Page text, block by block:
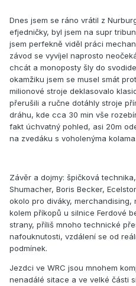
Dnes jsem se ráno vrátil z
efjedničky, byl jsem na supr
jsem perfekně viděl práci
závod se vyvíjel naprosto
chcát a monoposty šly do
okamžiku jsem se musel smát
milionové stroje deklasovalo
přerušili a ručne dotáhly stroje
dráhu, kde cca 30 min vše
fakt úchvatný pohled, asi 20m
na zvedáku s voholenýma
Závěr a dojmy: špičková
Shumacher, Boris Becker,
okolo pro diváky,
kolem příkopů u silnice Ferdové
strany, příliš mnoho technické
nafouknutosti, vzdálení se od
podmínek.
Jezdci ve WRC jsou mnohem
nenadálé sitace a ve velké části